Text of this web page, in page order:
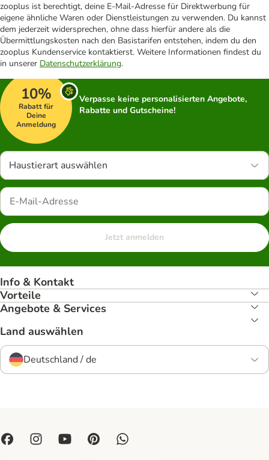
zooplus ist berechtigt, deine E-Mail-Adresse für Direktwerbung für
eigene ähnliche Waren oder Dienstleistungen zu verwenden. Du kannst
dem jederzeit widersprechen, ohne dass hierfür andere als die
Übermittlungskosten nach den Basistarifen entstehen, indem du den
zooplus Kundenservice kontaktierst. Weitere Informationen findest du
in unserer Datenschutzerklärung.
10%
Rabatt für
Deine
Anmeldung
Verpasse keine personalisierten Angebote,
Rabatte und Gutscheine!
Haustierart auswählen
Jetzt anmelden
Info & Kontakt
Vorteile
Angebote & Services
Land auswählen
Deutschland / de